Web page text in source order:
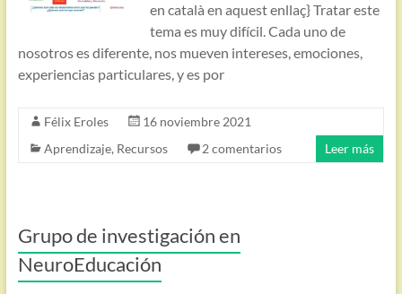
en català en aquest enllaç} Tratar este
tema es muy difícil. Cada uno de
nosotros es diferente, nos mueven intereses, emociones,
experiencias particulares, y es por
Félix Eroles
16 noviembre 2021
Aprendizaje, Recursos 2 comentarios Leer más
Grupo de investigación en
NeuroEducación